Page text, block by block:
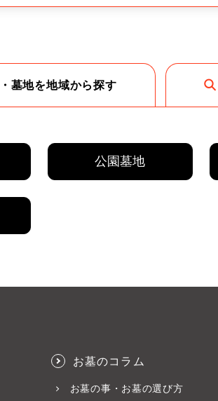
墓地を地域から探す
公園墓地
お墓のコラム
お墓の事・お墓の選び方